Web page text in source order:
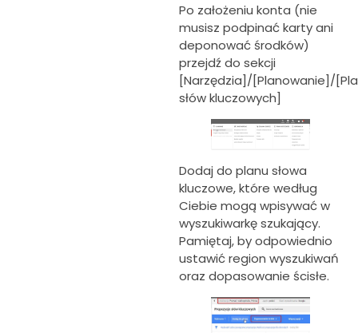
Po założeniu konta (nie
musisz podpinać karty ani
deponować środków)
przejdź do sekcji
[Narzędzia]/[Planowanie]/
słów kluczowych]
Dodaj do planu słowa
kluczowe, które według
Ciebie mogą wpisywać w
wyszukiwarkę szukający.
Pamiętaj, by odpowiednio
ustawić region wyszukiwań
oraz dopasowanie ścisłe.